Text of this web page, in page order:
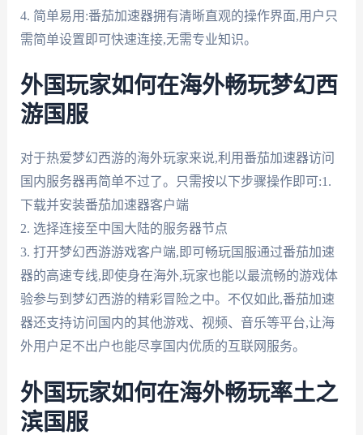
4. 简单易用:番茄加速器拥有清晰直观的操作界面,用户只
需简单设置即可快速连接,无需专业知识。
外国玩家如何在海外畅玩梦幻西
游国服
对于热爱梦幻西游的海外玩家来说,利用番茄加速器访问
国内服务器再简单不过了。只需按以下步骤操作即可:1.
下载并安装番茄加速器客户端
2. 选择连接至中国大陆的服务器节点
3. 打开梦幻西游游戏客户端,即可畅玩国服通过番茄加速
器的高速专线,即使身在海外,玩家也能以最流畅的游戏体
验参与到梦幻西游的精彩冒险之中。不仅如此,番茄加速
器还支持访问国内的其他游戏、视频、音乐等平台,让海
外用户足不出户也能尽享国内优质的互联网服务。
外国玩家如何在海外畅玩率土之
滨国服